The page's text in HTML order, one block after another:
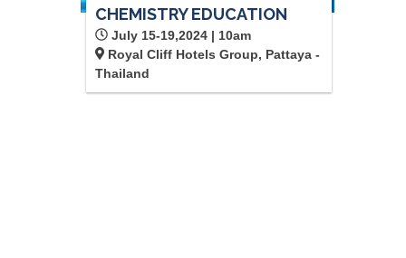
CHEMISTRY EDUCATION
July 15-19,2024 | 10am
Royal Cliff Hotels Group, Pattaya -
Thailand